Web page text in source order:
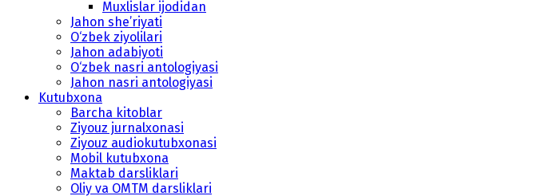
Muxlislar ijodidan
Jahon she’riyati
O‘zbek ziyolilari
Jahon adabiyoti
O‘zbek nasri antologiyasi
Jahon nasri antologiyasi
Kutubxona
Barcha kitoblar
Ziyouz jurnalxonasi
Ziyouz audiokutubxonasi
Mobil kutubxona
Maktab darsliklari
Oliy va OMTM darsliklari